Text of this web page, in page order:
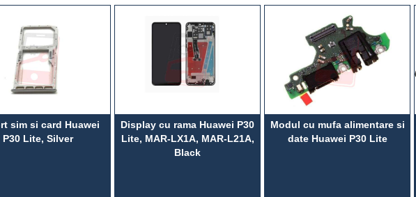
sim si card Huawei
P30 Lite, Silver
Display cu rama Huawei P30
Lite, MAR-LX1A, MAR-L21A,
Black
Modul cu mufa alimentare si
date Huawei P30 Lite